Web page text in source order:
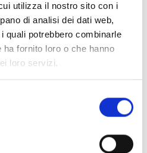
utilizza il nostro sito con i
di analisi dei dati web,
quali potrebbero combinarle
fornito loro o che hanno
loro servizi.
di erogare il
essere trattati con la
terzi
da NLV2 S.r.l.
del trattamento,
terzi che concorrono
Tutti i dati sono
modo lecito e secondo
sopra indicate e
l’ausilio di mezzi
automatizzati e di
in termini non